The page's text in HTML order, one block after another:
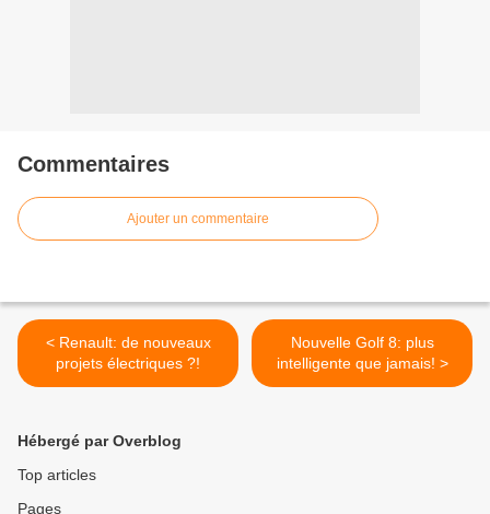
Commentaires
Ajouter un commentaire
< Renault: de nouveaux
projets électriques ?!
Nouvelle Golf 8: plus
intelligente que jamais! >
Hébergé par Overblog
Top articles
Pages